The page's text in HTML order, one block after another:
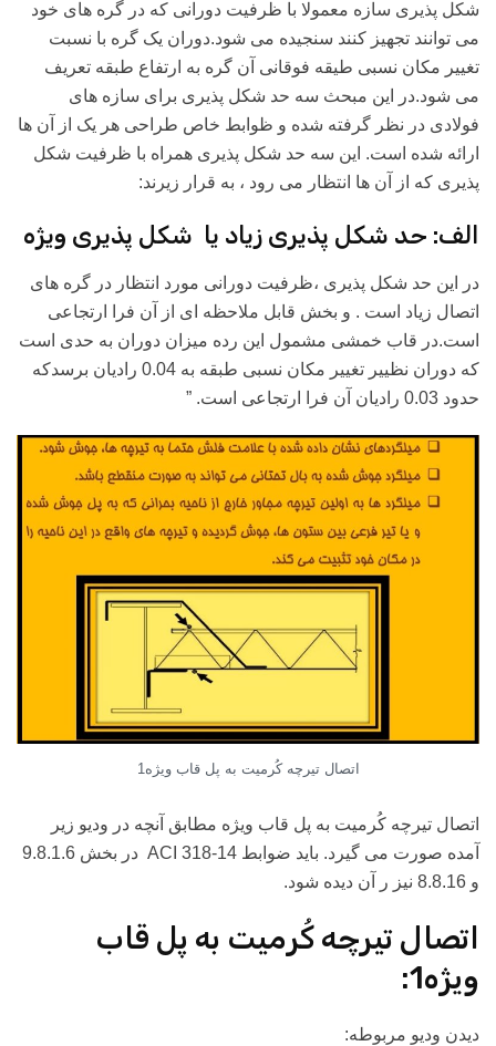
شکل پذیری سازه معمولا با ظرفیت دورانی که در گره های خود
می توانند تجهیز کنند سنجیده می شود.دوران یک گره با نسبت
تغییر مکان نسبی طیقه فوقانی آن گره به ارتفاع طبقه تعریف
می شود.در این مبحث سه حد شکل پذیری برای سازه های
فولادی در نظر گرفته شده و ظوابط خاص طراحی هر یک از آن ها
ارائه شده است. این سه حد شکل پذیری همراه با ظرفیت شکل
پذیری که از آن ها انتظار می رود ، به قرار زیرند:
الف: حد شکل پذیری زیاد یا شکل پذیری ویژه
در این حد شکل پذیری ،ظرفیت دورانی مورد انتظار در گره های
اتصال زیاد است . و بخش قابل ملاحظه ای از آن فرا ارتجاعی
است.در قاب خمشی مشمول این رده میزان دوران به حدی است
که دوران نظییر تغییر مکان نسبی طبقه به 0.04 رادیان برسدکه
حدود 0.03 رادیان آن فرا ارتجاعی است. ”
اتصال تیرچه کُرمیت به پل قاب ویژه1
اتصال تیرچه کُرمیت به پل قاب ویژه مطابق آنچه در ودیو زیر
آمده صورت می گیرد. باید ضوابط ACI 318-14 در بخش 9.8.1.6
و 8.8.16 نیز ر آن دیده شود.
اتصال تیرچه کُرمیت به پل قاب
ویژه1:
دیدن ودیو مربوطه: